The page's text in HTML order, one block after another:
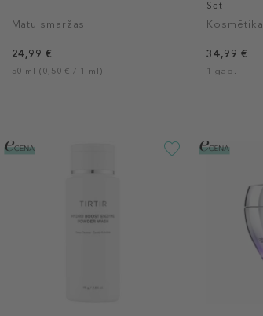
Matu smaržas
24,99 €
50 ml (0,50 € / 1 ml)
Set
34,99 €
1 gab.